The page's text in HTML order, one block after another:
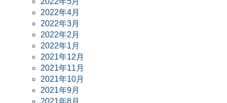
2022年4月
2022年3月
2022年2月
2022年1月
2021年12月
2021年11月
2021年10月
2021年9月
2021年8月